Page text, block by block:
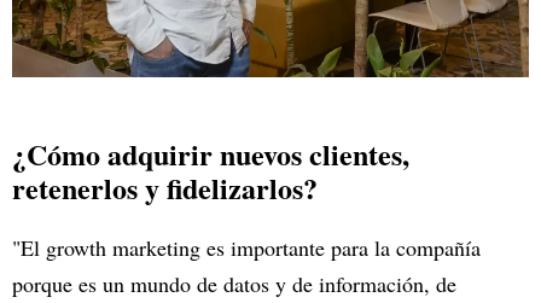
¿Cómo adquirir nuevos clientes,
retenerlos y fidelizarlos?
"El growth marketing es importante para la compañía
porque es un mundo de datos y de información, de